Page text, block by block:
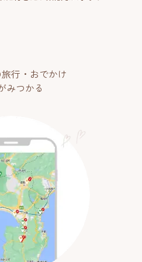
行・おでかけ
みつかる